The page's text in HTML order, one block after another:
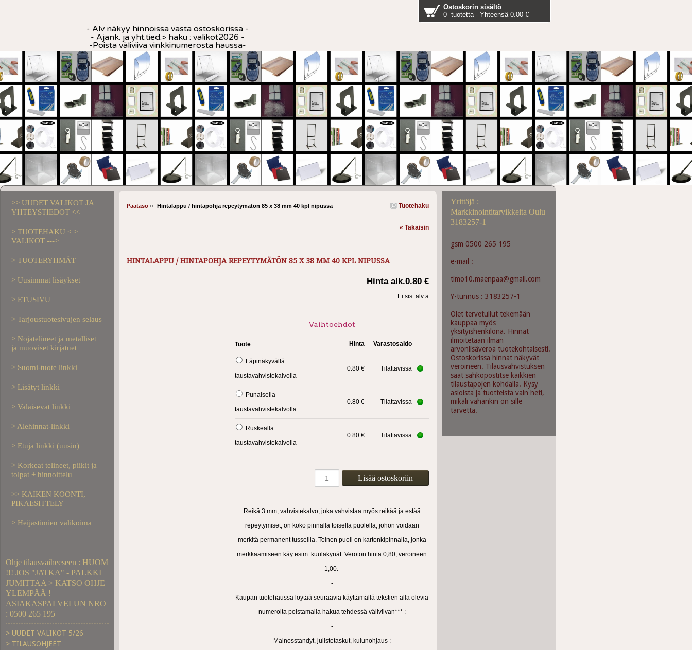
Ostoskorin sisältö
0 tuotetta - Yhteensä 0.00 €
- Alv näkyy hinnoissa vasta ostoskorissa -
- Ajank. ja yht.tied.> haku : valikot2026 -
-Poista väliviiva vinkkinumerosta haussa-
Tuotehaku
Päätaso ›› Hintalappu / hintapohja repeytymätön 85 x 38 mm 40 kpl nipussa
« Takaisin
HINTALAPPU / HINTAPOHJA REPEYTYMÄTÖN 85 X 38 MM 40 KPL NIPUSSA
Hinta alk.0.80 €
Ei sis. alv:a
Vaihtoehdot
Tuote Hinta Varastosaldo
Läpinäkyvällä
taustavahvistekalvolla
0.80 € Tilattavissa
Punaisella
taustavahvistekalvolla
0.80 € Tilattavissa
Ruskealla
taustavahvistekalvolla
0.80 € Tilattavissa
Reikä 3 mm, vahvistekalvo, joka vahvistaa myös reikää ja estää
repeytymiset, on koko pinnalla toisella puolella, johon voidaan
merkitä permanent tusseilla. Toinen puoli on kartonkipinnalla, jonka
merkkaamiseen käy esim. kuulakynät. Veroton hinta 0,80, veroineen
1,00.
-
Kaupan tuotehaussa löytää seuraavia käyttämällä tekstien alla olevia
numeroita poistamalla hakua tehdessä väliviivan*** :
-
Mainosstandyt, julistetaskut, kulunohjaus :
>> UUDET VALIKOT JA
YHTEYSTIEDOT <<
> TUOTEHAKU < >
VALIKOT --->
> TUOTERYHMÄT
> Uusimmat lisäykset
> ETUSIVU
> Tarjoustuotesivujen selaus
> Nojatelineet ja metalliset
ja muoviset kirjatuet
> Suomi-tuote linkki
> Lisätyt linkki
> Valaisevat linkki
> Alehinnat-linkki
> Etuja linkki (uusin)
> Korkeat telineet, piikit ja
tolpat + hinnoittelu
>> KAIKEN KOONTI,
PIKAESITTELY
> Heijastimien valikoima
Ohje tilausvaiheeseen : HUOM
!!! JOS "JATKA" - PALKKI
JUMITTAA > KATSO OHJE
YLEMPÄÄ !
ASIAKASPALVELUN NRO
: 0500 265 195
> UUDET VALIKOT 5/26
> TILAUSOHJEET
Yrittäjä :
Markkinointitarvikkeita Oulu
3183257-1
gsm 0500 265 195
e-mail :
timo10.maenpaa@gmail.com
Y-tunnus : 3183257-1
Olet tervetullut tekemään
kauppaa myös
yksityishenkilönä. Hinnat
ilmoitetaan ilman
arvonlisäveroa tuotekohtaisesti.
Ostoskorissa hinnat näkyvät
veroineen. Tilausvahvistuksen
saat sähköpostitse kaikkien
tilaustapojen kohdalla. Kysy
asioista ja tuotteista vain heti,
mikäli vähänkin on sille
tarvetta.